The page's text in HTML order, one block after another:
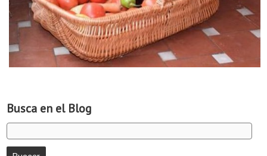
Busca en el Blog